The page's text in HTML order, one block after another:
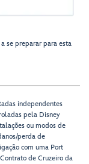
se preparar para esta
independentes
pela Disney
ou modos de
perda de
com uma Port
de Cruzeiro da